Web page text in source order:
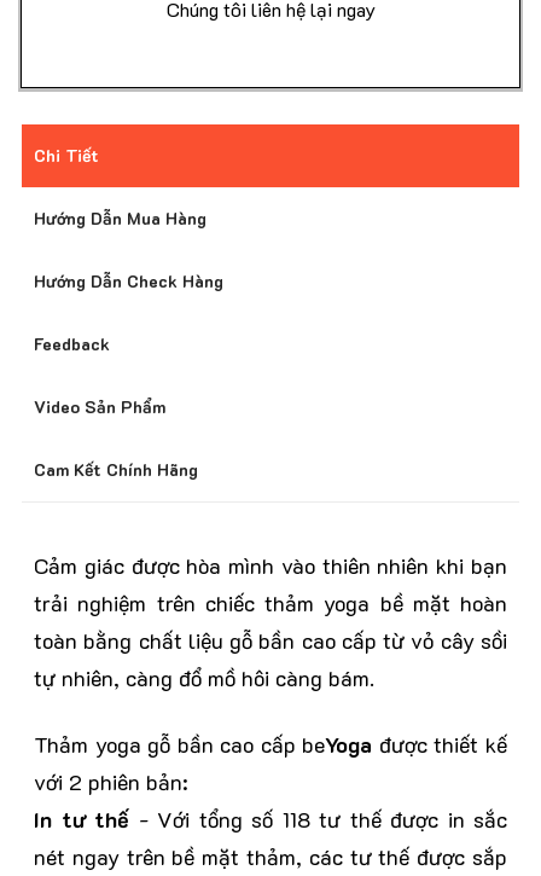
Được Kiểm Tra Hàng Trước Khi Nhận Hàng
Giao Hàng Nhanh Toàn Quốc
Hỗ Trợ Khách Hàng 24/7
Bảo Mật Thông Tin Khách Hàng
Nhiều Chương Trình Ưu Đãi
Chúng tôi liên hệ lại ngay
Chi Tiết
Hướng Dẫn Mua Hàng
Hướng Dẫn Check Hàng
Feedback
Video Sản Phẩm
Cam Kết Chính Hãng
Cảm giác được hòa mình vào thiên nhiên khi bạn
trải nghiệm trên chiếc thảm yoga bề mặt hoàn
toàn bằng chất liệu gỗ bần cao cấp từ vỏ cây sồi
tự nhiên, càng đổ mồ hôi càng bám.
Thảm yoga gỗ bần cao cấp beYoga được thiết kế
với 2 phiên bản:
In tư thế - Với tổng số 118 tư thế được in sắc
nét ngay trên bề mặt thảm, các tư thế được sắp